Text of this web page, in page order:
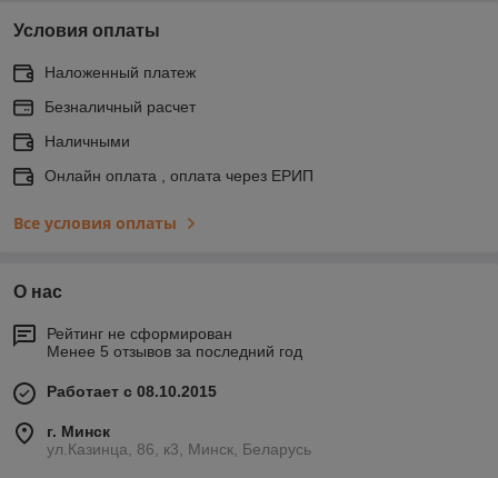
Условия оплаты
Наложенный платеж
Безналичный расчет
Наличными
Онлайн оплата , оплата через ЕРИП
Все условия оплаты
О нас
Рейтинг не сформирован
Менее 5 отзывов за последний год
Работает с 08.10.2015
г. Минск
ул.Казинца, 86, к3, Минск, Беларусь